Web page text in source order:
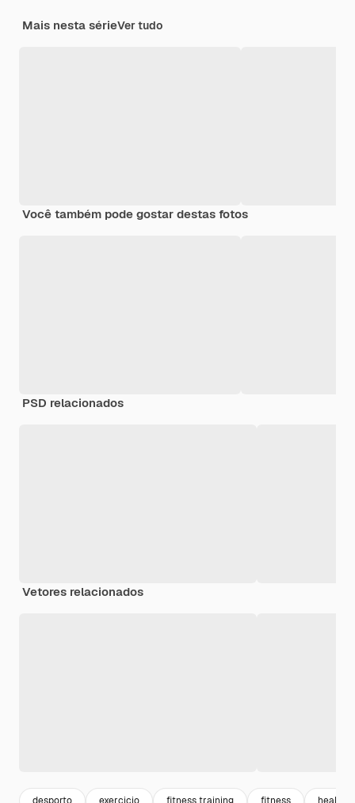
Mais nesta sérieVer tudo
Você também pode gostar destas fotos
PSD relacionados
Vetores relacionados
desporto exercicio fitness training fitness healthy